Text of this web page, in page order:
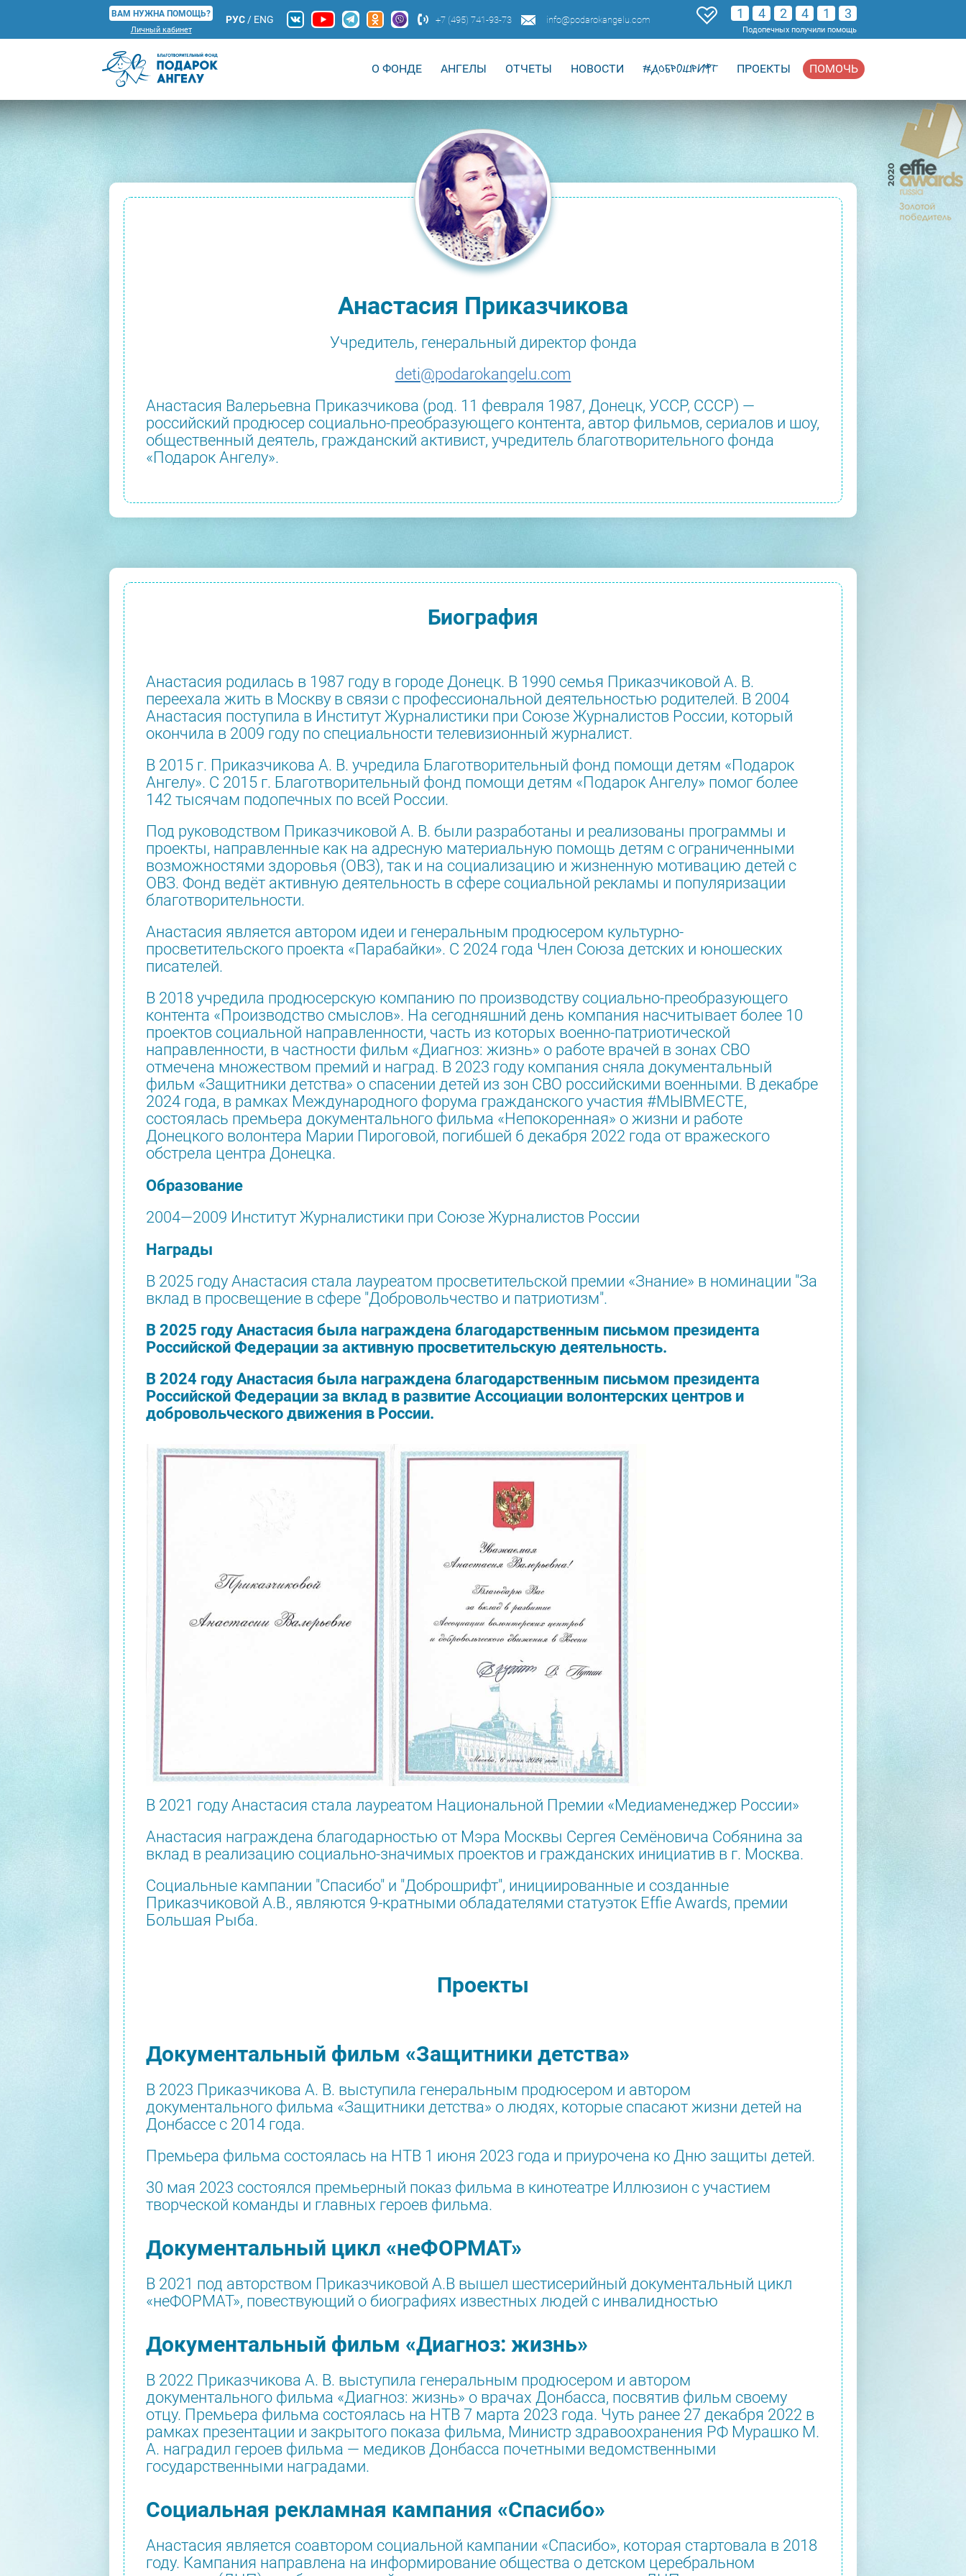
ВАМ НУЖНА ПОМОЩЬ?
Личный кабинет
РУС / ENG +7 (495) 741-93-73 info@podarokangelu.com 1 4 2 4 1 3
Подопечных получили помощь
О ФОНДЕ АНГЕЛЫ ОТЧЕТЫ НОВОСТИ #ДОБРОШРИФТ ПРОЕКТЫ ПОМОЧЬ
Анастасия Приказчикова
Учредитель, генеральный директор фонда
deti@podarokangelu.com
Анастасия Валерьевна Приказчикова (род. 11 февраля 1987, Донецк, УССР, СССР) —
российский продюсер социально-преобразующего контента, автор фильмов, сериалов и шоу,
общественный деятель, гражданский активист, учредитель благотворительного фонда
«Подарок Ангелу».
Биография
Анастасия родилась в 1987 году в городе Донецк. В 1990 семья Приказчиковой А. В.
переехала жить в Москву в связи с профессиональной деятельностью родителей. В 2004
Анастасия поступила в Институт Журналистики при Союзе Журналистов России, который
окончила в 2009 году по специальности телевизионный журналист.
В 2015 г. Приказчикова А. В. учредила Благотворительный фонд помощи детям «Подарок
Ангелу». С 2015 г. Благотворительный фонд помощи детям «Подарок Ангелу» помог более
142 тысячам подопечных по всей России.
Под руководством Приказчиковой А. В. были разработаны и реализованы программы и
проекты, направленные как на адресную материальную помощь детям с ограниченными
возможностями здоровья (ОВЗ), так и на социализацию и жизненную мотивацию детей с
ОВЗ. Фонд ведёт активную деятельность в сфере социальной рекламы и популяризации
благотворительности.
Анастасия является автором идеи и генеральным продюсером культурно-
просветительского проекта «Парабайки». С 2024 года Член Союза детских и юношеских
писателей.
В 2018 учредила продюсерскую компанию по производству социально-преобразующего
контента «Производство смыслов». На сегодняшний день компания насчитывает более 10
проектов социальной направленности, часть из которых военно-патриотической
направленности, в частности фильм «Диагноз: жизнь» о работе врачей в зонах СВО
отмечена множеством премий и наград. В 2023 году компания сняла документальный
фильм «Защитники детства» о спасении детей из зон СВО российскими военными. В декабре
2024 года, в рамках Международного форума гражданского участия #МЫВМЕСТЕ,
состоялась премьера документального фильма «Непокоренная» о жизни и работе
Донецкого волонтера Марии Пироговой, погибшей 6 декабря 2022 года от вражеского
обстрела центра Донецка.
Образование
2004—2009 Институт Журналистики при Союзе Журналистов России
Награды
В 2025 году Анастасия стала лауреатом просветительской премии «Знание» в номинации "За
вклад в просвещение в сфере "Добровольчество и патриотизм".
В 2025 году Анастасия была награждена благодарственным письмом президента
Российской Федерации за активную просветительскую деятельность.
В 2024 году Анастасия была награждена благодарственным письмом президента
Российской Федерации за вклад в развитие Ассоциации волонтерских центров и
добровольческого движения в России.
В 2021 году Анастасия стала лауреатом Национальной Премии «Медиаменеджер России»
Анастасия награждена благодарностью от Мэра Москвы Сергея Семёновича Собянина за
вклад в реализацию социально-значимых проектов и гражданских инициатив в г. Москва.
Социальные кампании "Спасибо" и "Доброшрифт", инициированные и созданные
Приказчиковой А.В., являются 9-кратными обладателями статуэток Effie Awards, премии
Большая Рыба.
Проекты
Документальный фильм «Защитники детства»
В 2023 Приказчикова А. В. выступила генеральным продюсером и автором
документального фильма «Защитники детства» о людях, которые спасают жизни детей на
Донбассе с 2014 года.
Премьера фильма состоялась на НТВ 1 июня 2023 года и приурочена ко Дню защиты детей.
30 мая 2023 состоялся премьерный показ фильма в кинотеатре Иллюзион с участием
творческой команды и главных героев фильма.
Документальный цикл «неФОРМАТ»
В 2021 под авторством Приказчиковой А.В вышел шестисерийный документальный цикл
«неФОРМАТ», повествующий о биографиях известных людей с инвалидностью
Документальный фильм «Диагноз: жизнь»
В 2022 Приказчикова А. В. выступила генеральным продюсером и автором
документального фильма «Диагноз: жизнь» о врачах Донбасса, посвятив фильм своему
отцу. Премьера фильма состоялась на НТВ 7 марта 2023 года. Чуть ранее 27 декабря 2022 в
рамках презентации и закрытого показа фильма, Министр здравоохранения РФ Мурашко М.
А. наградил героев фильма — медиков Донбасса почетными ведомственными
государственными наградами.
Социальная рекламная кампания «Спасибо»
Анастасия является соавтором социальной кампании «Спасибо», которая стартовала в 2018
году. Кампания направлена на информирование общества о детском церебральном